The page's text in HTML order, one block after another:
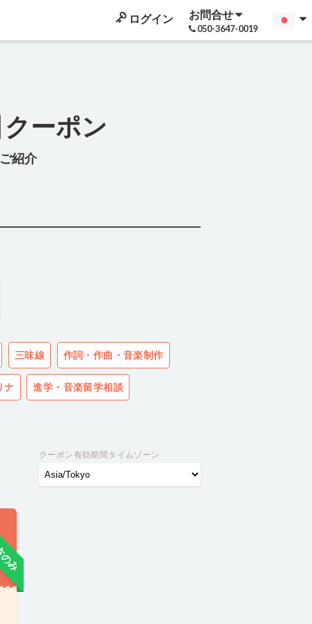
ログイン お問合せ
050-3647-0019
ーポン
紹介
三味線 作詞・作曲・音楽制作
ナ 進学・音楽留学相談
クーポン有効期間タイムゾーン
み